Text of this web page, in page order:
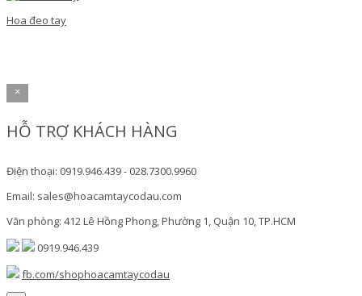
Hoa đeo tay
×
HỖ TRỢ KHÁCH HÀNG
Điện thoại: 0919.946.439 - 028.7300.9960
Email: sales@hoacamtaycodau.com
Văn phòng: 412 Lê Hồng Phong, Phường 1, Quận 10, TP.HCM
0919.946.439
fb.com/shophoacamtaycodau